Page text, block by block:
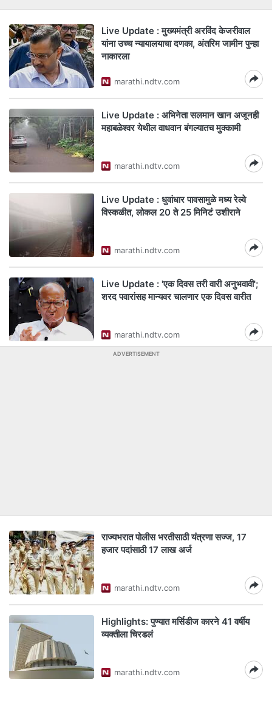
Live Update : मुख्यमंत्री अरविंद केजरीवाल
यांना उच्च न्यायालयाचा दणका, अंतरिम जामीन पुन्हा
नाकारला
marathi.ndtv.com
Live Update : अभिनेता सलमान खान अजूनही
महाबळेश्वर येथील वाधवान बंगल्यातच मुक्कामी
marathi.ndtv.com
Live Update : धुवांधार पावसामुळे मध्य रेल्वे
विस्कळीत, लोकल 20 ते 25 मिनिटं उशीराने
marathi.ndtv.com
Live Update : 'एक दिवस तरी वारी अनुभवावी';
शरद पवारांसह मान्यवर चालणार एक दिवस वारीत
marathi.ndtv.com
ADVERTISEMENT
राज्यभरात पोलीस भरतीसाठी यंत्रणा सज्ज, 17
हजार पदांसाठी 17 लाख अर्ज
marathi.ndtv.com
Highlights: पुण्यात मर्सिडीज कारने 41 वर्षीय
व्यक्तीला चिरडलं
marathi.ndtv.com